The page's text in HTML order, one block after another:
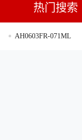
热门搜索
AH0603FR-071ML